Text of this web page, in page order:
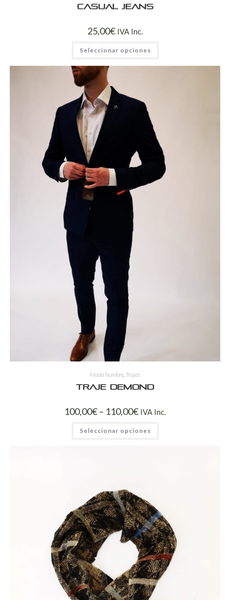
Casual jeans
25,00€ IVA Inc.
Seleccionar opciones
Moda hombre Trajes
Traje Demond
100,00€– 110,00€ IVA Inc.
Seleccionar opciones